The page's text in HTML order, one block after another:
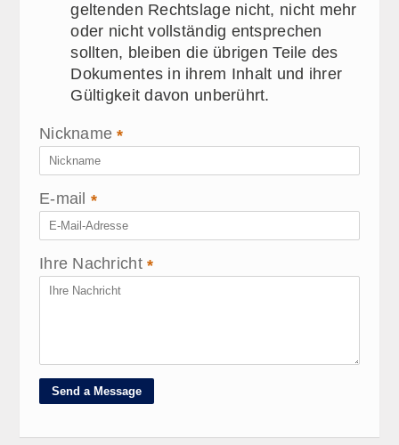
geltenden Rechtslage nicht, nicht mehr
oder nicht vollständig entsprechen
sollten, bleiben die übrigen Teile des
Dokumentes in ihrem Inhalt und ihrer
Gültigkeit davon unberührt.
Nickname *
E-mail *
Ihre Nachricht *